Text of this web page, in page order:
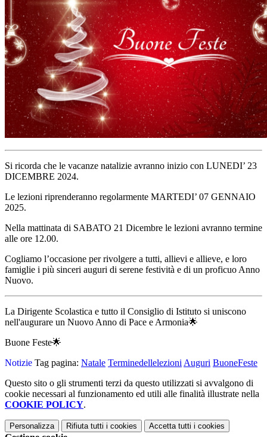
Si ricorda che le vacanze natalizie avranno inizio con LUNEDI’ 23
DICEMBRE 2024.
Le lezioni riprenderanno regolarmente MARTEDI’ 07 GENNAIO
2025.
Nella mattinata di SABATO 21 Dicembre le lezioni avranno termine
alle ore 12.00.
Cogliamo l’occasione per rivolgere a tutti, allievi e allieve, e loro
famiglie i più sinceri auguri di serene festività e di un proficuo Anno
Nuovo.
La Dirigente Scolastica e tutto il Consiglio di Istituto si uniscono
nell'augurare un Nuovo Anno di Pace e Armonia🌟
Buone Feste🌟
Notizie Tag pagina: Natale Terminedellelezioni Auguri BuoneFeste
Questo sito o gli strumenti terzi da questo utilizzati si avvalgono di
cookie necessari al funzionamento ed utili alle finalità illustrate nella
COOKIE POLICY.
Personalizza Rifiuta tutti i cookies Accetta tutti i cookies